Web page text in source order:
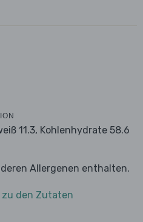
11.3, Kohlenhydrate 58.6
Allergenen enthalten.
den Zutaten